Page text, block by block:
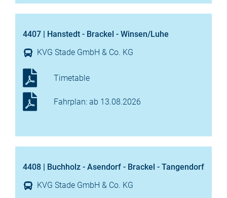
4407 | Hanstedt - Brackel - Winsen/Luhe
KVG Stade GmbH & Co. KG
Timetable
Fahrplan: ab 13.08.2026
4408 | Buchholz - Asendorf - Brackel - Tangendorf
KVG Stade GmbH & Co. KG